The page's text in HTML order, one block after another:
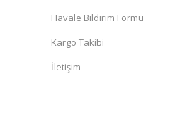
Havale Bildirim Formu
Kargo Takibi
İletişim